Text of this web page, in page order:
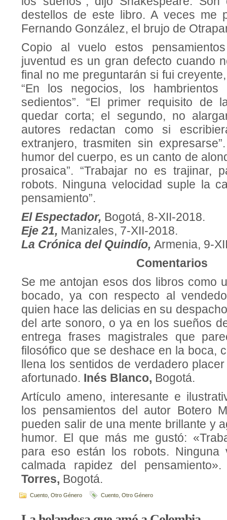
destellos de este libro. A veces me
Fernando González, el brujo de
Copio al vuelo estos
juventud es un gran defecto cuando
final no me preguntarán si fui
“En los negocios, los
sedientos”. “El primer requisito de
quedar corta; el segundo, no
autores redactan como si
extranjero, trasmiten sin
humor del cuerpo, es un canto de
prosaica”. “Trabajar no es trajinar,
robots. Ninguna velocidad suple la
pensamiento”.
El Espectador, Bogotá, 8-XII-2018.
Eje 21, Manizales, 7-XII-2018.
La Crónica del Quindío, Armenia, 9-
Comentarios
Se me antojan esos dos libros como
bocado, ya con respecto al
quien hace las delicias en su
del arte sonoro, o ya en los sueños
entrega frases magistrales que
filosófico que se deshace en la boca,
llena los sentidos de verdadero
afortunado. Inés Blanco, Bogotá.
Artículo ameno, interesante e
los pensamientos del autor Botero
pueden salir de una mente brillante y
humor. El que más me gustó:
para eso están los robots. Ninguna
calmada rapidez del
Torres, Bogotá.
Cuento Otro Género Cuento Otro Género